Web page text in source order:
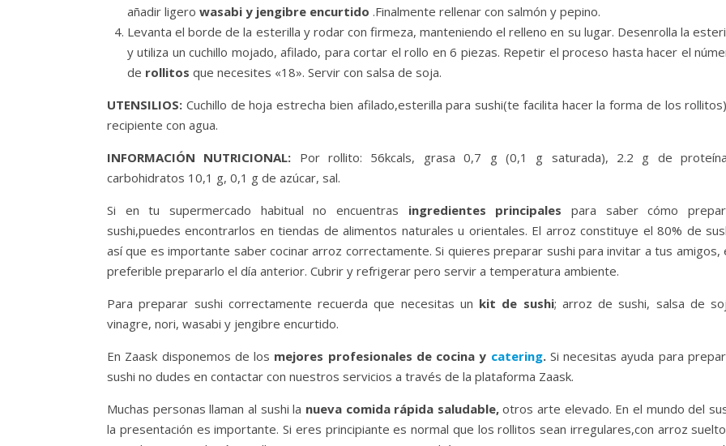
añadir ligero wasabi y jengibre encurtido .Finalmente rellenar con salmón y pepino.
Levanta el borde de la esterilla y rodar con firmeza, manteniendo el relleno en su lugar. Desenrolla la
y utiliza un cuchillo mojado, afilado, para cortar el rollo en 6 piezas. Repetir el proceso hasta hacer el
de rollitos que necesites «18». Servir con salsa de soja.
UTENSILIOS: Cuchillo de hoja estrecha bien afilado,esterilla para sushi(te facilita hacer la forma de los
recipiente con agua.
INFORMACIÓN NUTRICIONAL: Por rollito: 56kcals, grasa 0,7 g (0,1 g saturada), 2.2 g de
carbohidratos 10,1 g, 0,1 g de azúcar, sal.
Si en tu supermercado habitual no encuentras ingredientes principales para saber cómo
sushi,puedes encontrarlos en tiendas de alimentos naturales u orientales. El arroz constituye el 80% de
así que es importante saber cocinar arroz correctamente. Si quieres preparar sushi para invitar a tus amigos,
preferible prepararlo el día anterior. Cubrir y refrigerar pero servir a temperatura ambiente.
Para preparar sushi correctamente recuerda que necesitas un kit de sushi; arroz de sushi, salsa de
vinagre, nori, wasabi y jengibre encurtido.
En Zaask disponemos de los mejores profesionales de cocina y catering.Si necesitas ayuda para
sushi no dudes en contactar con nuestros servicios a través de la plataforma Zaask.
Muchas personas llaman al sushi la nueva comida rápida saludable,otros arte elevado. En el mundo del
la presentación es importante. Si eres principiante es normal que los rollitos sean irregulares,con arroz